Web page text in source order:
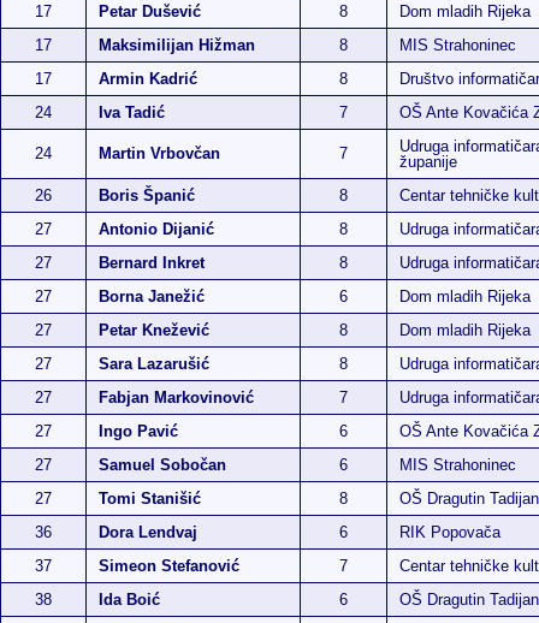
17
Petar Dušević 8
Dom mladih Rijeka
17
Maksimilijan Hižman 8
MIS Strahoninec
17
Armin Kadrić 8
Društvo
24
Iva Tadić 7 OŠ Ante Kovačića
24 Martin Vrbovčan 7
Udruga
županije
26
Boris Španić 8
Centar tehničke
27
Antonio Dijanić 8
Udruga
27
Bernard Inkret 8
Udruga
27
Borna Janežić 6
Dom mladih Rijeka
27
Petar Knežević 8
Dom mladih Rijeka
27
Sara Lazarušić 8
Udruga
27
Fabjan Markovinović 7
Udruga
27
Ingo Pavić 6
OŠ Ante Kovačića
27
Samuel Sobočan 6
MIS Strahoninec
27
Tomi Stanišić 8
OŠ Dragutin
36
Dora Lendvaj 6
RIK Popovača
37
Simeon Stefanović 7
Centar tehničke
38
Ida Boić 6
OŠ Dragutin